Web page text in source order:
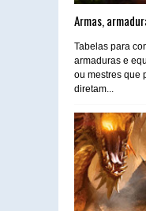
Armas,
Tabelas para
armaduras e
ou mestres que
diretam...